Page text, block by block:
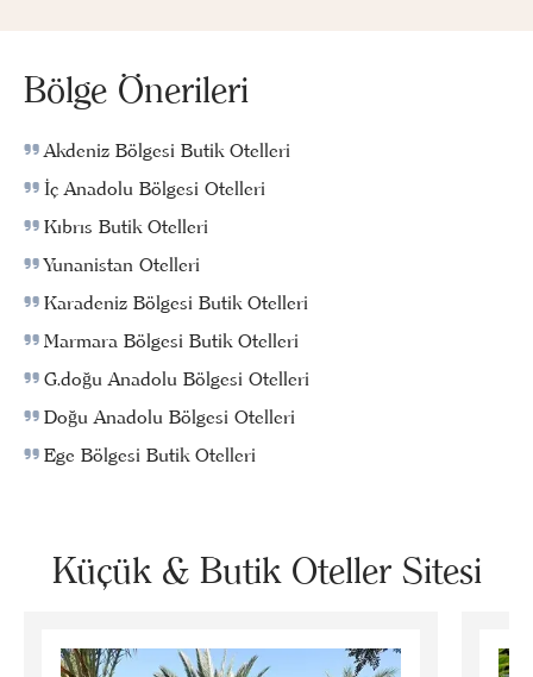
Bölge Önerileri
Akdeniz Bölgesi Butik Otelleri
İç Anadolu Bölgesi Otelleri
Kıbrıs Butik Otelleri
Yunanistan Otelleri
Karadeniz Bölgesi Butik Otelleri
Marmara Bölgesi Butik Otelleri
G.doğu Anadolu Bölgesi Otelleri
Doğu Anadolu Bölgesi Otelleri
Ege Bölgesi Butik Otelleri
Küçük & Butik Oteller Sitesi